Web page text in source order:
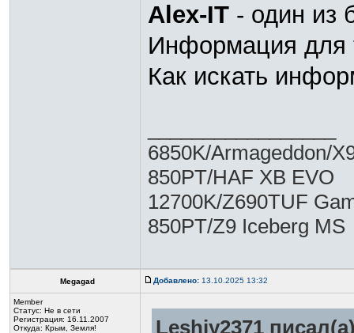
Alex-IT - один из
Информация для
Как искать
6850K/Armageddon/
850PT/HAF XB EVO
12700K/Z690TUF
850PT/Z9 Iceberg MS
Megagad Добавлено: 13.10.2025 13:32
Member
Статус: Не в сети
Регистрация: 16.11.2007
Откуда: Крым, Земля!
Leshiy2371